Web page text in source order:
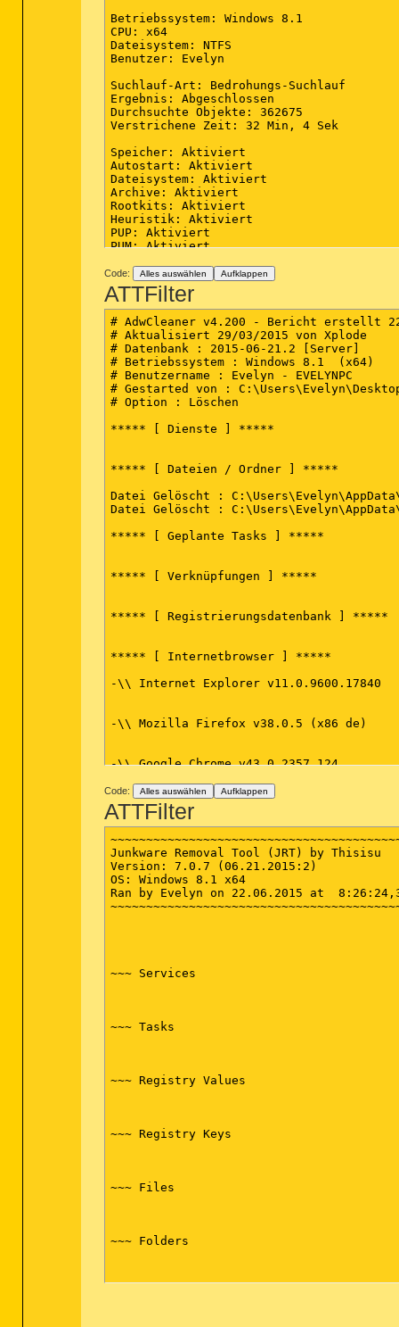
Betriebssystem: Windows 8.1
CPU: x64
Dateisystem: NTFS
Benutzer: Evelyn
Suchlauf-Art: Bedrohungs-Suchlauf
Ergebnis: Abgeschlossen
Durchsuchte Objekte: 362675
Verstrichene Zeit: 32 Min, 4 Sek
Speicher: Aktiviert
Autostart: Aktiviert
Dateisystem: Aktiviert
Archive: Aktiviert
Rootkits: Aktiviert
Heuristik: Aktiviert
PUP: Aktiviert
PUM: Aktiviert
Prozesse: 0
(Keine schädliche Elemente gefunden)
Module: 0
(Keine schädliche Elemente gefunden)
Registrierungsschlüssel: 0
(Keine schädliche Elemente gefunden)
Registrierungswerte: 0
(Keine schädliche Elemente gefunden)
Registrierungsdaten: 0
Ordner: 0
(Keine schädliche Elemente gefunden)
Dateien: 0
(Keine schädliche Elemente gefunden)
(Keine schädliche Elemente gefunden)
Code: Alles auswählen Aufklappen
ATTFilter
# AdwCleaner v4.200 - Bericht erstellt
# Aktualisiert 29/03/2015 von Xplode
# Datenbank : 2015-06-21.2 [Server]
# Betriebssystem : Windows 8.1  (x64)
# Benutzername : Evelyn - EVELYNPC
# Gestarted von :
# Option : Löschen
***** [ Dienste ] *****
***** [ Dateien / Ordner ] *****
Datei Gelöscht :
Datei Gelöscht :
***** [ Geplante Tasks ] *****
***** [ Verknüpfungen ] *****
***** [ Registrierungsdatenbank ] *****
***** [ Internetbrowser ] *****
-\\ Internet Explorer v11.0.9600.17840
-\\ Mozilla Firefox v38.0.5 (x86 de)
-\\ Google Chrome v43.0.2357.124
*************************
AdwCleaner[R0].txt - [893 Bytes] - [16/
AdwCleaner[R1].txt - [2337 Bytes] - [06/
AdwCleaner[R2].txt - [1033 Bytes] - [20/
AdwCleaner[R3].txt - [1369 Bytes] - [22/
AdwCleaner[S0].txt - [953 Bytes] - [16/
AdwCleaner[S1].txt - [2400 Bytes] - [06/
AdwCleaner[S2].txt - [1093 Bytes] - [20/
Code: Alles auswählen Aufklappen
ATTFilter
Junkware Removal Tool (JRT) by Thisisu
Version: 7.0.7 (06.21.2015:2)
OS: Windows 8.1 x64
Ran by Evelyn on 22.06.2015 at
~~~ Services
~~~ Tasks
~~~ Registry Values
~~~ Registry Keys
~~~ Files
~~~ Folders